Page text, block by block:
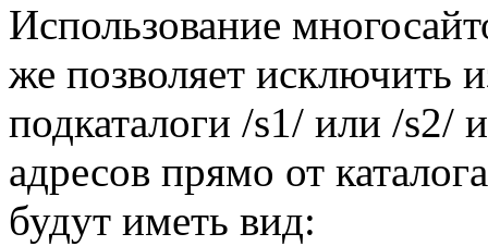
Использование
же позволяет исключить
подкаталоги /s1/ или /s2/
адресов прямо от
будут иметь вид: